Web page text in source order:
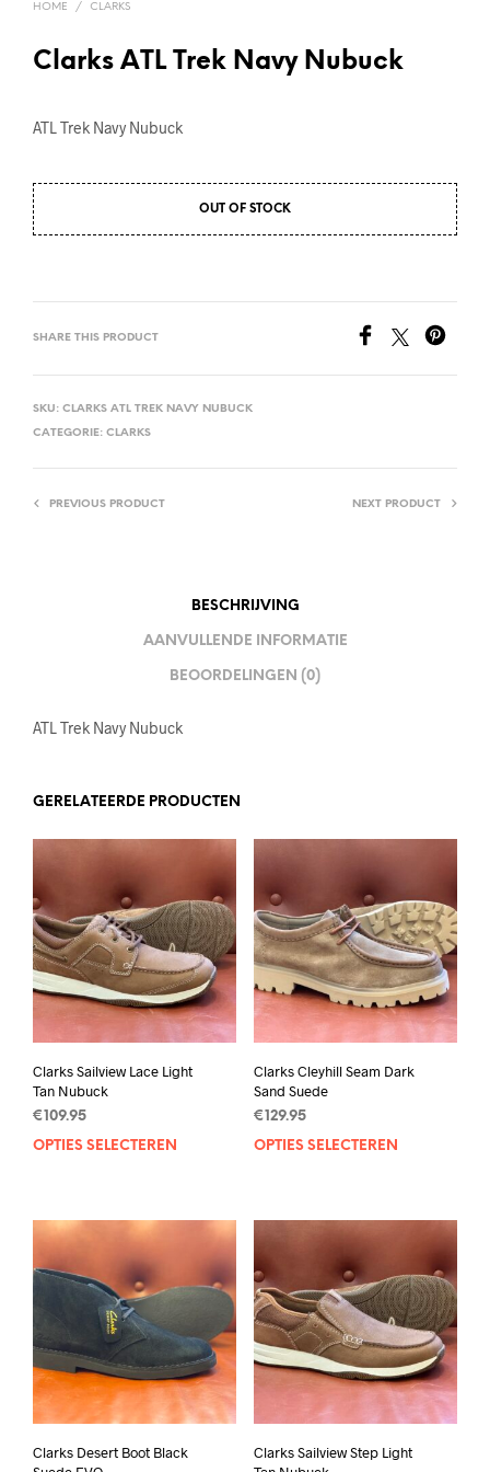
HOME / CLARKS
Clarks ATL Trek Navy Nubuck
ATL Trek Navy Nubuck
OUT OF STOCK
SHARE THIS PRODUCT
SKU: CLARKS ATL TREK NAVY NUBUCK
CATEGORIE: CLARKS
PREVIOUS PRODUCT NEXT PRODUCT
BESCHRIJVING
AANVULLENDE INFORMATIE
BEOORDELINGEN (0)
ATL Trek Navy Nubuck
GERELATEERDE PRODUCTEN
Clarks Sailview Lace Light
Tan Nubuck
€ 109.95
OPTIES SELECTEREN
Dit
meerdere
variaties.
Deze
optie
kan
gekozen
worden
op
productpagina
Clarks Cleyhill Seam Dark
Sand Suede
€ 129.95
OPTIES SELECTEREN
kan
Clarks Desert Boot Black
Clarks Sailview Step Light